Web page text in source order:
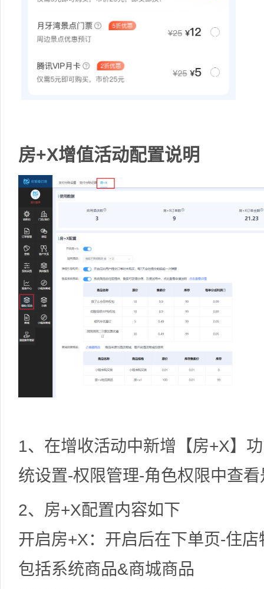
房+X增值活动配置说明
1、在增收活动中新增【房+X】
统设置-权限管理-角色权限中查
2、房+X配置内容如下
开启房+X：开启后在下单页-住
包括系统商品&商城商品